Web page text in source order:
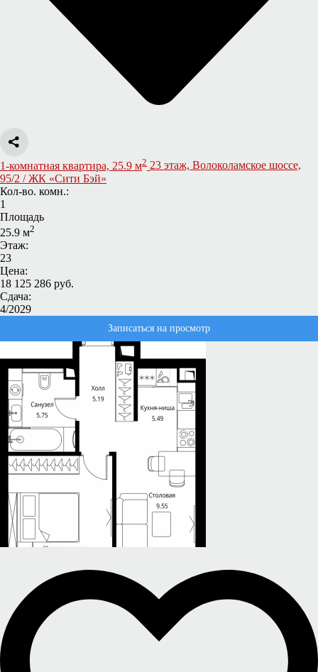
1-комнатная квартира, 25.9 м2 23 этаж, Волоколамское шоссе,
95/2 / ЖК «Сити Бэй»
Кол-во. комн.:
1
Площадь
25.9 м2
Этаж:
23
Цена:
18 125 286 руб.
Сдача:
4/2029
Записаться на просмотр